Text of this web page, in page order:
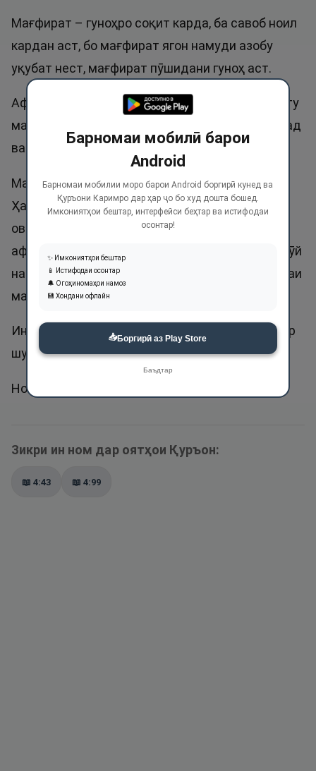
Мағфират – гуноҳро соқит карда, ба савоб ноил
кардан аст, бо мағфират ягон намуди азобу
уқубат нест, мағфират пӯшидани гуноҳ аст.
Афв – танҳо соқит кардани уқубат ва маломату
мазаммат аст. Афв гоҳо пеш аз уқубат мешавад
ва гоҳо пас аз уқубат.
Мағфират аз шарри гуноҳ нигоҳ медорад.
Ҳамчунин Аллоҳ ба шахси мағфиратшуда рӯй
оварда, аз ӯ розӣ мешавад. Аммо ба шахси
афвшуда бошад, гоҳо афв мекунад, вале ба ӯ рӯй
намеорад ва розӣ намешавад. Хулоса, мартабаи
мағфират аз афв хеле баланд аст.
Ин ном дар Қуръони карим панҷ маротиба зикр
шудааст.
Номи Абдулафувв ва Афувв ҷоиз аст.
Зикри ин ном дар оятҳои Қуръон:
📖 4:43 📖 4:99
Барномаи мобилӣ барои
Android
Барномаи мобилии моро барои Android боргирӣ кунед ва
Қуръони Каримро дар ҳар ҷо бо худ дошта бошед.
Имкониятҳои бештар, интерфейси беҳтар ва истифодаи
осонтар!
✨ Имкониятҳои бештар
📱 Истифодаи осонтар
🔔 Огоҳиномаҳои намоз
💾 Хондани офлайн
📥Боргирӣ аз Play Store
Баъдтар